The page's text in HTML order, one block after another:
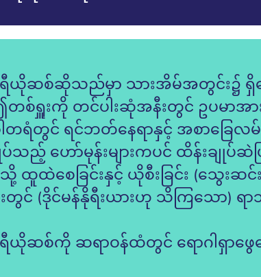
ဆစ်ဆိုသည်မှာ သားအိမ်အတွင်း၌ ရှိန
စ်ရှူးကို တင်ပါးဆုံအနီးတွင် ဥပမာအား
ရံတွင် ရင်ဘတ်နေရာနှင့် အစာခြေ
ပ်သည့် ဟော်မုန်းများကပင် ထိန်းခ
သို့ ထူထဲစေခြင်းနှင့် ယိုစီးခြင်း (သွေး
တွင် (ဒိုင်မန်နိုရီးယားဟု သိကြသော) ရ
ဆစ်ကို ဆရာဝန်ထံတွင် ရောဂါရှာဖွ